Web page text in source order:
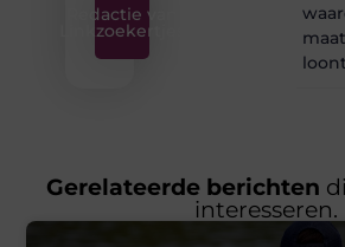
Redactie van
Linkzoekertjes
loont
Gerelateerde berichten
interesseren.